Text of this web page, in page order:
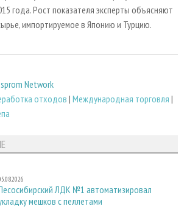
года. Рост показателя эксперты объясняют
импортируемое в Японию и Турцию.
Network
отходов| Международная торговля |
ЛДК №1 автоматизировал
мешков с пеллетами